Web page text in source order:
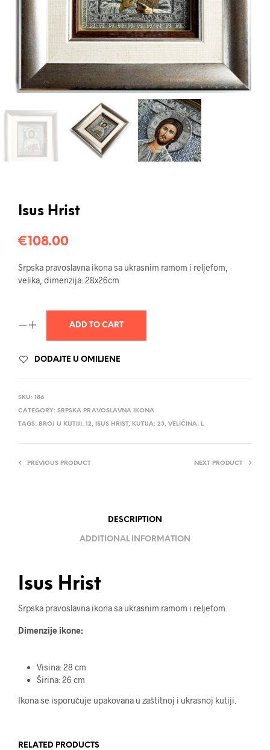
Isus Hrist
€108.00
Srpska pravoslavna ikona sa ukrasnim ramom i reljefom,
velika, dimenzija: 28x26cm
ADD TO CART
DODAJTE U OMILJENE
SKU: 186
CATEGORY: SRPSKA PRAVOSLAVNA IKONA
TAGS: BROJ U KUTIJI: 12, ISUS HRIST, KUTIJA: 23, VELIČINA: L
PREVIOUS PRODUCT NEXT PRODUCT
DESCRIPTION
ADDITIONAL INFORMATION
Isus Hrist
Srpska pravoslavna ikona sa ukrasnim ramom i reljefom.
Dimenzije ikone:
Visina: 28 cm
Širina: 26 cm
Ikona se isporučuje upakovana u zaštitnoj i ukrasnoj kutiji.
RELATED PRODUCTS